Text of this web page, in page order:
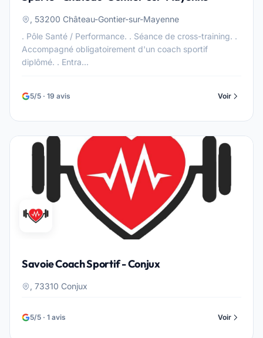
, 53200 Château-Gontier-sur-Mayenne
. Pôle Santé / Performance. . Séance de cross-training. .
Accompagné obligatoirement d'un coach sportif
diplômé. . Entra...
5/5 · 19 avis Voir
Savoie Coach Sportif - Conjux
, 73310 Conjux
5/5 · 1 avis Voir